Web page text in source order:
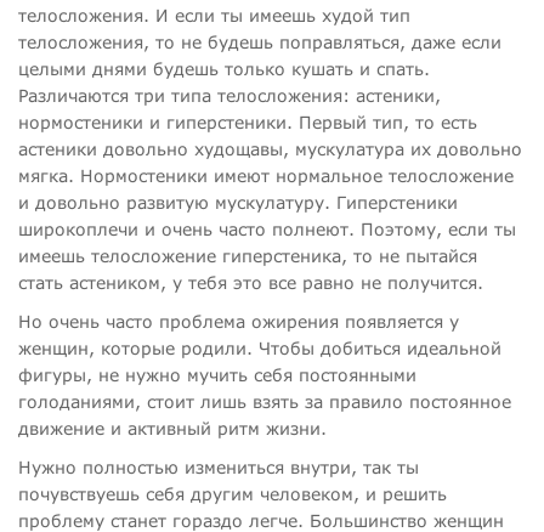
телосложения. И если ты имеешь худой тип
телосложения, то не будешь поправляться, даже если
целыми днями будешь только кушать и спать.
Различаются три типа телосложения: астеники,
нормостеники и гиперстеники. Первый тип, то есть
астеники довольно худощавы, мускулатура их довольно
мягка. Нормостеники имеют нормальное телосложение
и довольно развитую мускулатуру. Гиперстеники
широкоплечи и очень часто полнеют. Поэтому, если ты
имеешь телосложение гиперстеника, то не пытайся
стать астеником, у тебя это все равно не получится.
Но очень часто проблема ожирения появляется у
женщин, которые родили. Чтобы добиться идеальной
фигуры, не нужно мучить себя постоянными
голоданиями, стоит лишь взять за правило постоянное
движение и активный ритм жизни.
Нужно полностью измениться внутри, так ты
почувствуешь себя другим человеком, и решить
проблему станет гораздо легче. Большинство женщин